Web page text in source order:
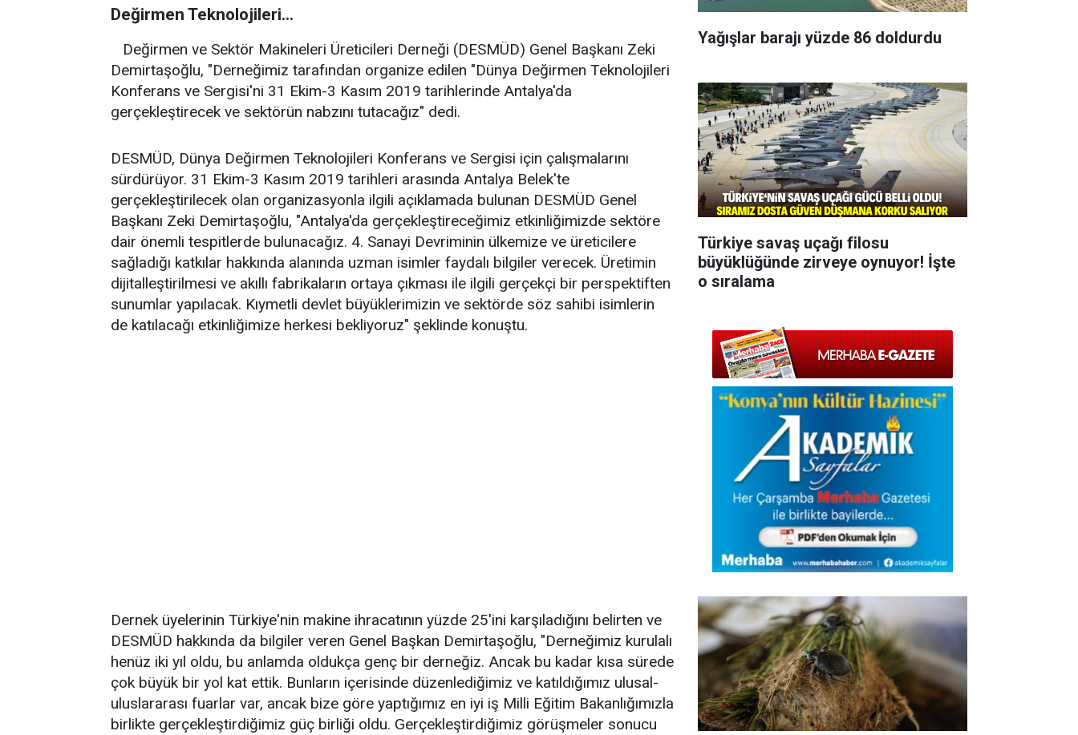
Değirmen Teknolojileri...
Değirmen ve Sektör Makineleri Üreticileri Derneği (DESMÜD) Genel Başkanı Zeki
Demirtaşoğlu, "Derneğimiz tarafından organize edilen "Dünya Değirmen Teknolojileri
Konferans ve Sergisi'ni 31 Ekim-3 Kasım 2019 tarihlerinde Antalya'da
gerçekleştirecek ve sektörün nabzını tutacağız" dedi.
DESMÜD, Dünya Değirmen Teknolojileri Konferans ve Sergisi için çalışmalarını
sürdürüyor. 31 Ekim-3 Kasım 2019 tarihleri arasında Antalya Belek'te
gerçekleştirilecek olan organizasyonla ilgili açıklamada bulunan DESMÜD Genel
Başkanı Zeki Demirtaşoğlu, "Antalya'da gerçekleştireceğimiz etkinliğimizde sektöre
dair önemli tespitlerde bulunacağız. 4. Sanayi Devriminin ülkemize ve üreticilere
sağladığı katkılar hakkında alanında uzman isimler faydalı bilgiler verecek. Üretimin
dijitalleştirilmesi ve akıllı fabrikaların ortaya çıkması ile ilgili gerçekçi bir perspektiften
sunumlar yapılacak. Kıymetli devlet büyüklerimizin ve sektörde söz sahibi isimlerin
de katılacağı etkinliğimize herkesi bekliyoruz" şeklinde konuştu.
Dernek üyelerinin Türkiye'nin makine ihracatının yüzde 25'ini karşıladığını belirten ve
DESMÜD hakkında da bilgiler veren Genel Başkan Demirtaşoğlu, "Derneğimiz kurulalı
henüz iki yıl oldu, bu anlamda oldukça genç bir derneğiz. Ancak bu kadar kısa sürede
çok büyük bir yol kat ettik. Bunların içerisinde düzenlediğimiz ve katıldığımız ulusal-
uluslararası fuarlar var, ancak bize göre yaptığımız en iyi iş Milli Eğitim Bakanlığımızla
birlikte gerçekleştirdiğimiz güç birliği oldu. Gerçekleştirdiğimiz görüşmeler sonucu
Yağışlar barajı yüzde 86 doldurdu
Türkiye savaş uçağı filosu
büyüklüğünde zirveye oynuyor! İşte
o sıralama